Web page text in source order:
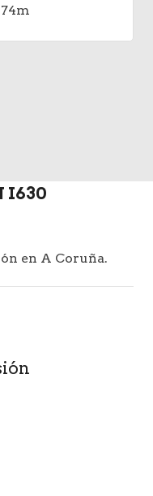
I630
en A Coruña.